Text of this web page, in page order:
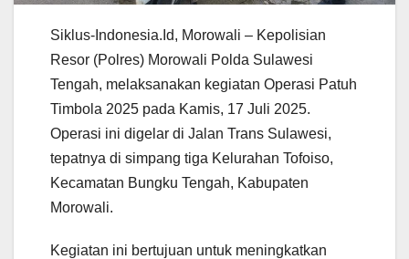
Siklus-Indonesia.Id, Morowali – Kepolisian
Resor (Polres) Morowali Polda Sulawesi
Tengah, melaksanakan kegiatan Operasi Patuh
Timbola 2025 pada Kamis, 17 Juli 2025.
Operasi ini digelar di Jalan Trans Sulawesi,
tepatnya di simpang tiga Kelurahan Tofoiso,
Kecamatan Bungku Tengah, Kabupaten
Morowali.
Kegiatan ini bertujuan untuk meningkatkan